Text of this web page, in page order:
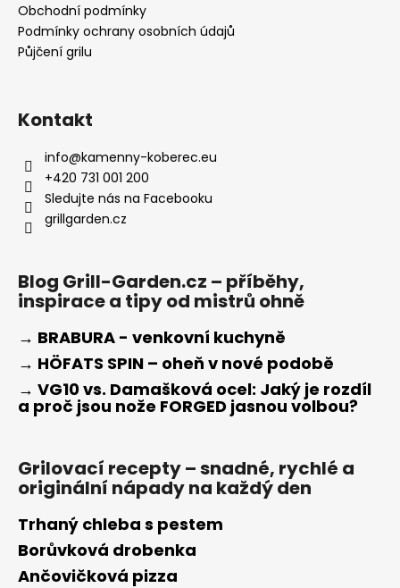
Obchodní podmínky
Podmínky ochrany osobních údajů
Půjčení grilu
Kontakt
info@kamenny-koberec.eu
+420 731 001 200
Sledujte nás na Facebooku
grillgarden.cz
Blog Grill-Garden.cz – příběhy,
inspirace a tipy od mistrů ohně
→ BRABURA - venkovní kuchyně
→ HÖFATS SPIN – oheň v nové podobě
→ VG10 vs. Damašková ocel: Jaký je rozdíl
a proč jsou nože FORGED jasnou volbou?
Grilovací recepty – snadné, rychlé a
originální nápady na každý den
Trhaný chleba s pestem
Borůvková drobenka
Ančovičková pizza